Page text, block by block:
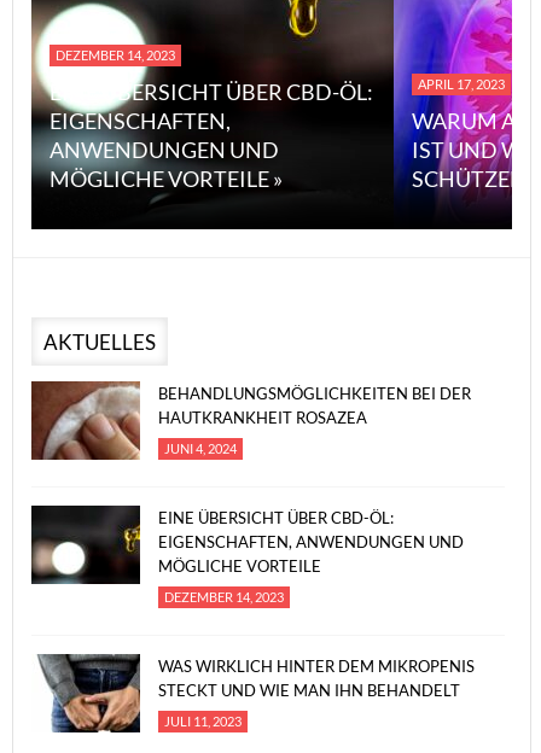
DEZEMBER 14, 2023
EINE ÜBERSICHT ÜBER CBD-ÖL:
EIGENSCHAFTEN,
ANWENDUNGEN UND
MÖGLICHE VORTEILE »
APRIL 17, 2023
WARUM
IST UND
SCHÜTZEN
AKTUELLES
BEHANDLUNGSMÖGLICHKEITEN BEI DER
HAUTKRANKHEIT ROSAZEA
JUNI 4, 2024
EINE ÜBERSICHT ÜBER CBD-ÖL:
EIGENSCHAFTEN, ANWENDUNGEN UND
MÖGLICHE VORTEILE
DEZEMBER 14, 2023
WAS WIRKLICH HINTER DEM MIKROPENIS
STECKT UND WIE MAN IHN BEHANDELT
JULI 11, 2023